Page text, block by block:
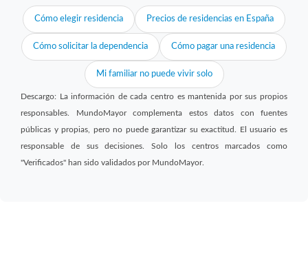
Cómo elegir residencia Precios de residencias en España
Cómo solicitar la dependencia Cómo pagar una residencia
Mi familiar no puede vivir solo
Descargo: La información de cada centro es mantenida por sus propios
responsables. MundoMayor complementa estos datos con fuentes
públicas y propias, pero no puede garantizar su exactitud. El usuario es
responsable de sus decisiones. Solo los centros marcados como
"Verificados" han sido validados por MundoMayor.